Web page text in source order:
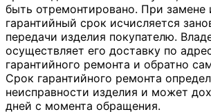
быть отремонтировано. При замене
гарантийный срок исчисляется
передачи изделия покупателю.
осуществляет его доставку по
гарантийного ремонта и обратно
Срок гарантийного ремонта
неисправности изделия и может
дней с момента обращения.